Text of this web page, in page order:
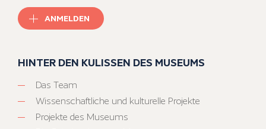
ANMELDEN
HINTER DEN KULISSEN DES MUSEUMS
Das Team
Wissenschaftliche und kulturelle Projekte
Projekte des Museums